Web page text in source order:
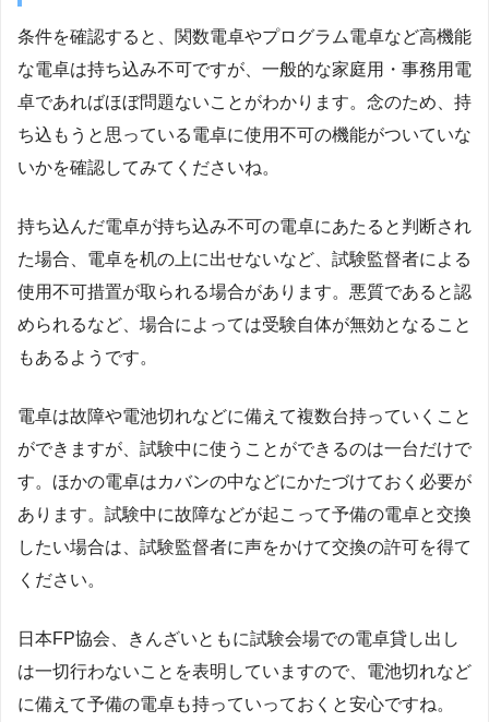
条件を確認すると、関数電卓やプログラム電卓など高機能
な電卓は持ち込み不可ですが、一般的な家庭用・事務用電
卓であればほぼ問題ないことがわかります。念のため、持
ち込もうと思っている電卓に使用不可の機能がついていな
いかを確認してみてくださいね。
持ち込んだ電卓が持ち込み不可の電卓にあたると判断され
た場合、電卓を机の上に出せないなど、試験監督者による
使用不可措置が取られる場合があります。悪質であると認
められるなど、場合によっては受験自体が無効となること
もあるようです。
電卓は故障や電池切れなどに備えて複数台持っていくこと
ができますが、試験中に使うことができるのは一台だけで
す。ほかの電卓はカバンの中などにかたづけておく必要が
あります。試験中に故障などが起こって予備の電卓と交換
したい場合は、試験監督者に声をかけて交換の許可を得て
ください。
日本FP協会、きんざいともに試験会場での電卓貸し出し
は一切行わないことを表明していますので、電池切れなど
に備えて予備の電卓も持っていっておくと安心ですね。